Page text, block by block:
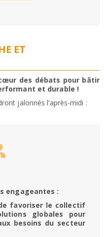
ET
des débats pour bâtir
et durable !
jalonnés l’après-midi :
engageantes :
favoriser le collectif
globales pour
besoins du secteur